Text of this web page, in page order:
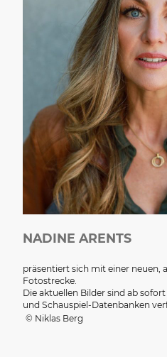
NADINE ARENTS
präsentiert sich mit einer neuen,
Fotostrecke.
Die aktuellen Bilder sind ab
und Schauspiel-Datenbanken
© Niklas Berg